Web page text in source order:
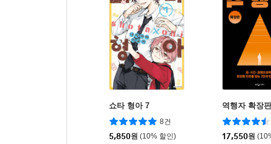
쇼타 형아 7
8건
5,850원 (10% 할인)
역행자 확장판
17,550원